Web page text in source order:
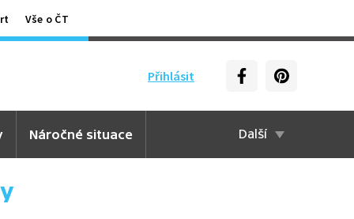
Vše o ČT
Přihlásit
Náročné situace Další